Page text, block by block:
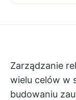
Zarządzanie
wielu celów w
budowaniu